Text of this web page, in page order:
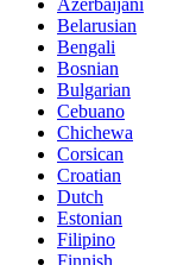
Azerbaijani
Belarusian
Bengali
Bosnian
Bulgarian
Cebuano
Chichewa
Corsican
Croatian
Dutch
Estonian
Filipino